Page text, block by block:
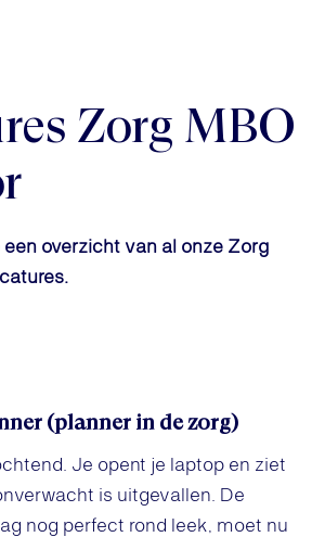
Zorg MBO
een overzicht van al onze Zorg
(planner in de zorg)
Je opent je laptop en ziet
is uitgevallen. De
nog perfect rond leek, moet nu